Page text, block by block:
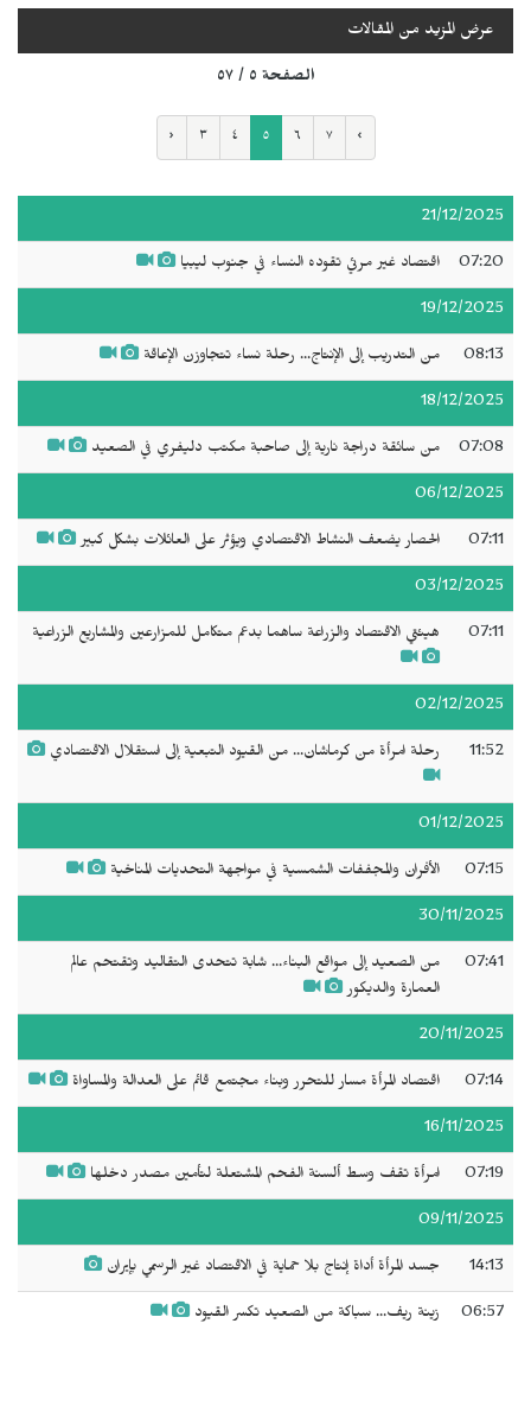
عرض المزيد من المقالات
الصفحة ٥ / ٥٧
‹ ٣ ٤ ٥ ٦ ٧ ›
21/12/2025
07:20 اقتصاد غير مرئي تقوده النساء في جنوب ليبيا
19/12/2025
08:13 من التدريب إلى الإنتاج... رحلة نساء تتجاوزن الإعاقة
18/12/2025
07:08 من سائقة دراجة نارية إلى صاحبة مكتب دليفري في الصعيد
06/12/2025
07:11 الحصار يضعف النشاط الاقتصادي ويؤثر على العائلات بشكل كبير
03/12/2025
07:11 هيئتي الاقتصاد والزراعة ساهما بدعم متكامل للمزارعين والمشاريع الزراعية
02/12/2025
11:52 رحلة امرأة من كرماشان... من القيود التبعية إلى استقلال الاقتصادي
01/12/2025
07:15 الأفران والمجففات الشمسية في مواجهة التحديات المناخية
30/11/2025
07:41
من الصعيد إلى مواقع البناء... شابة تتحدى التقاليد وتقتحم عالم
العمارة والديكور
20/11/2025
07:14 اقتصاد المرأة مسار للتحرر وبناء مجتمع قائم على العدالة والمساواة
16/11/2025
07:19 امرأة تقف وسط ألسنة الفحم المشتعلة لتأمين مصدر دخلها
09/11/2025
14:13 جسد المرأة أداة إنتاج بلا حماية في الاقتصاد غير الرسمي بإيران
06:57 زينة ريف... سباكة من الصعيد تكسر القيود